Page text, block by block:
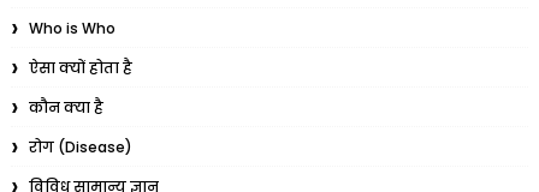
Who is Who
ऐसा क्यों होता है
कौन क्या है
रोग (Disease)
विविध सामान्य ज्ञान